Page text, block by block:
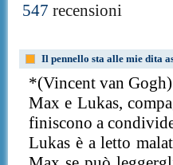
547 recensioni
Il pennello sta alle mie dita
*(Vincent van Gogh)
Max e Lukas,
finiscono a
Lukas è a letto